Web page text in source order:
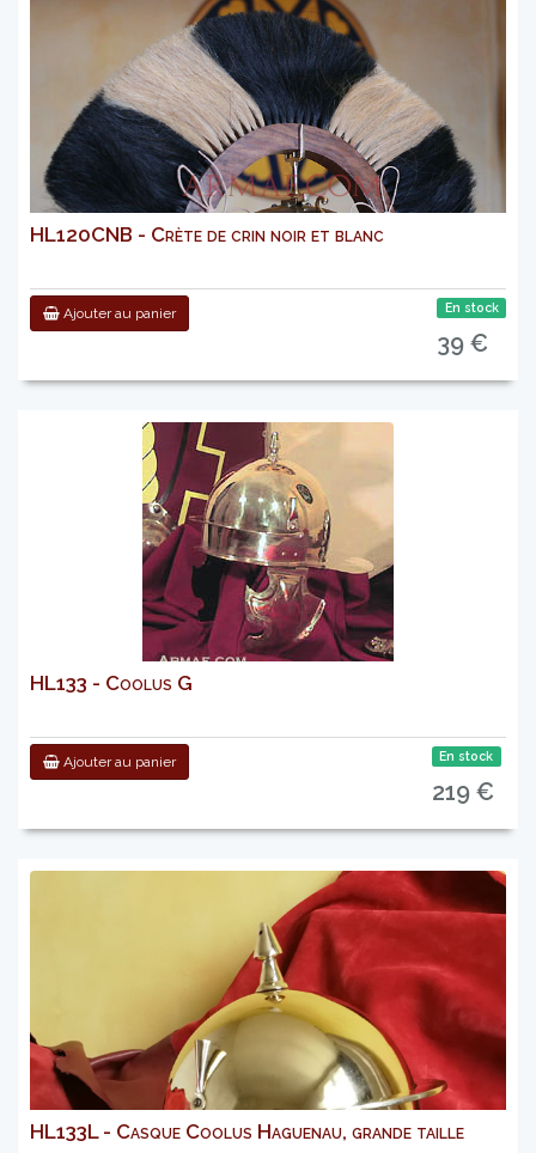
HL120CNB - Crète de crin noir et blanc
Ajouter au panier En stock
39 €
HL133 - Coolus G
Ajouter au panier En stock
219 €
HL133L - Casque Coolus Haguenau, grande taille